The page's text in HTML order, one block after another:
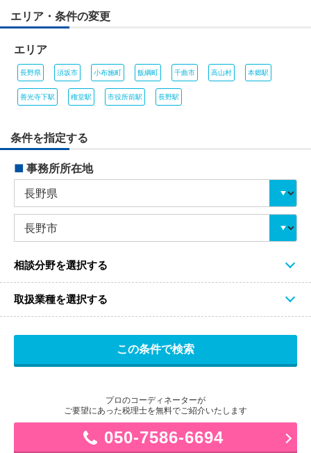
エリア・条件の変更
エリア
長野県 須坂市 小布施町 飯綱町 千曲市 高山村 本郷駅
善光寺下駅 権堂駅 市役所前駅 長野駅
条件を指定する
■ 事務所所在地
相談分野を選択する
取扱業種を選択する
プロのコーディネーターが
ご要望にあった税理士を無料でご紹介いたします
050-7586-6694